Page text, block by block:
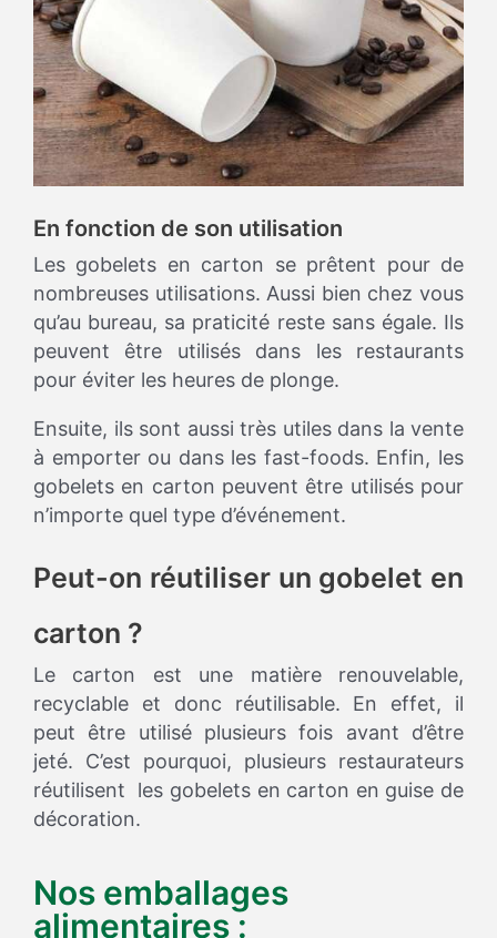
En fonction de son utilisation
Les gobelets en carton se prêtent pour de
nombreuses utilisations. Aussi bien chez vous
qu’au bureau, sa praticité reste sans égale. Ils
peuvent être utilisés dans les restaurants
pour éviter les heures de plonge.
Ensuite, ils sont aussi très utiles dans la vente
à emporter ou dans les fast-foods. Enfin, les
gobelets en carton peuvent être utilisés pour
n’importe quel type d’événement.
Peut-on réutiliser un gobelet en
carton ?
Le carton est une matière renouvelable,
recyclable et donc réutilisable. En effet, il
peut être utilisé plusieurs fois avant d’être
jeté. C’est pourquoi, plusieurs restaurateurs
réutilisent les gobelets en carton en guise de
décoration.
Nos emballages
alimentaires :